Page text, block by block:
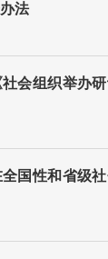
法
会组织举办
国性和省级